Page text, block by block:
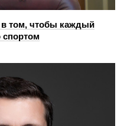
том, чтобы каждый
спортом